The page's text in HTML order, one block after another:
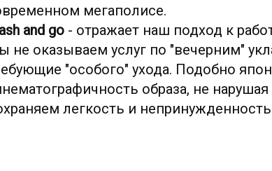
мегаполисе.
and go - отражает наш подход к
не оказываем услуг по "вечерним"
"особого" ухода. Подобно
образа, не
легкость и